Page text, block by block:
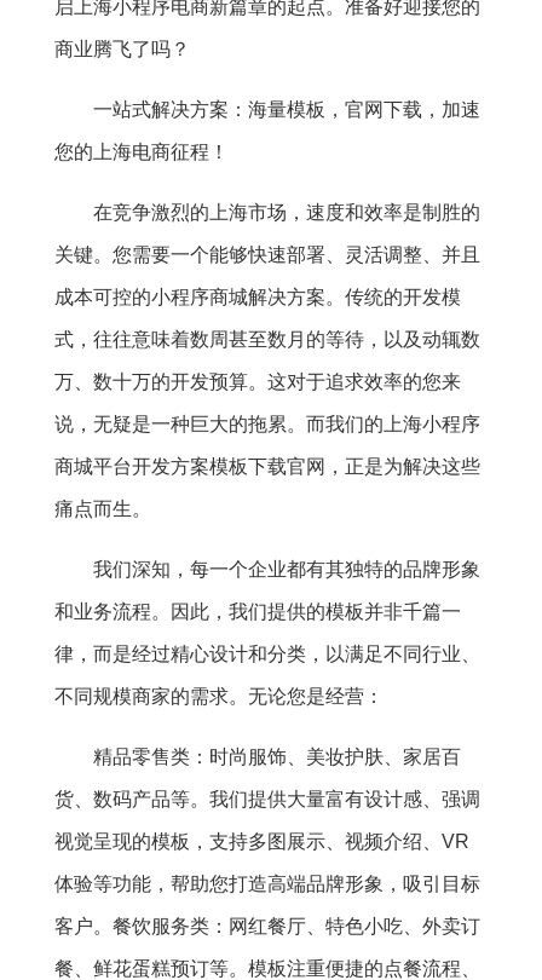
启上海小程序电商新篇章的起点。准备好迎接您的
商业腾飞了吗？
一站式解决方案：海量模板，官网下载，加速
您的上海电商征程！
在竞争激烈的上海市场，速度和效率是制胜的
关键。您需要一个能够快速部署、灵活调整、并且
成本可控的小程序商城解决方案。传统的开发模
式，往往意味着数周甚至数月的等待，以及动辄数
万、数十万的开发预算。这对于追求效率的您来
说，无疑是一种巨大的拖累。而我们的上海小程序
商城平台开发方案模板下载官网，正是为解决这些
痛点而生。
我们深知，每一个企业都有其独特的品牌形象
和业务流程。因此，我们提供的模板并非千篇一
律，而是经过精心设计和分类，以满足不同行业、
不同规模商家的需求。无论您是经营：
精品零售类：时尚服饰、美妆护肤、家居百
货、数码产品等。我们提供大量富有设计感、强调
视觉呈现的模板，支持多图展示、视频介绍、VR
体验等功能，帮助您打造高端品牌形象，吸引目标
客户。餐饮服务类：网红餐厅、特色小吃、外卖订
餐、鲜花蛋糕预订等。模板注重便捷的点餐流程、